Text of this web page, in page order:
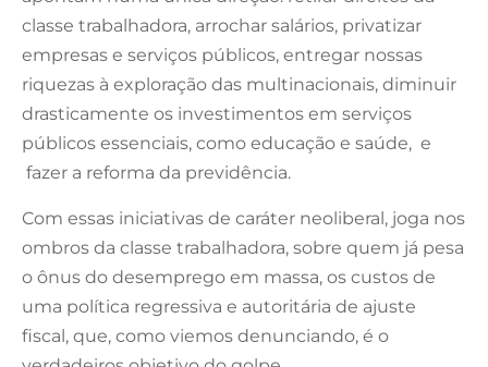
classe trabalhadora, arrochar salários, privatizar
empresas e serviços públicos, entregar nossas
riquezas à exploração das multinacionais, diminuir
drasticamente os investimentos em serviços
públicos essenciais, como educação e saúde, e
fazer a reforma da previdência.
Com essas iniciativas de caráter neoliberal, joga nos
ombros da classe trabalhadora, sobre quem já pesa
o ônus do desemprego em massa, os custos de
uma política regressiva e autoritária de ajuste
fiscal, que, como viemos denunciando, é o